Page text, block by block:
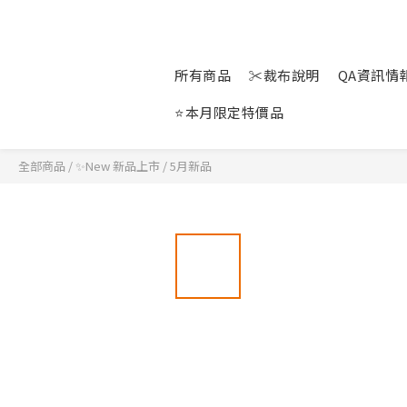
所有商品 ✂裁布說明
QA資訊情
⭐本月限定特價品
全部商品 / ✨New 新品上市 /5月新品